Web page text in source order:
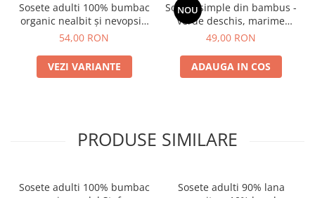
Sosete adulti 100% bumbac
organic nealbit și nevopsit,
ecru, model Laura
54,00 RON
VEZI VARIANTE
NOU
Sosete simple din bambus -
verde deschis, marime
universala
49,00 RON
ADAUGA IN COS
PRODUSE SIMILARE
Sosete adulti 100% bumbac
Sosete adulti 90% lana